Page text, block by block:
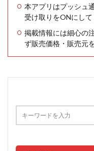
本アプリはプッシュ
受け取りをONにして
掲載情報には細心の
ず販売価格・販売元